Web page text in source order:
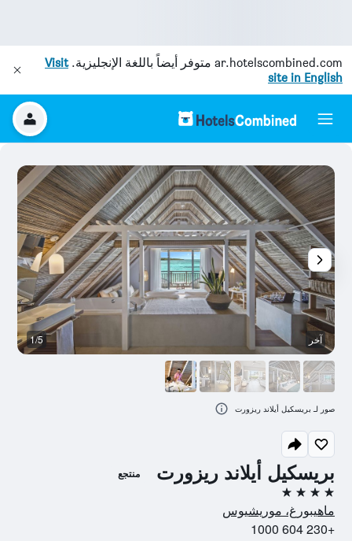
ar.hotelscombined.com متوفر أيضاً باللغة الإنجليزية.Visit
site in English
بريسكيل أيلاند ريزورت منتجع
4 نجوم
ماهيبورغ، موريشيوس
+230 604 1000
آخر 1/5
صور لـ بريسكيل أيلاند ريزورت